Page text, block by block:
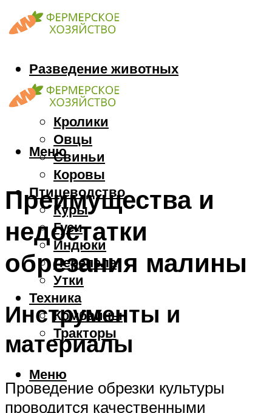
Разведение животных
Козы
Кони
Кролики
Овцы
Свиньи
Коровы
Птицеводство
Куры
Гуси
Индюки
Перепела
Утки
Техника
Комбайны
Тракторы
Меню
Меню
Преимущества и
недостатки
обрезания малины
Инструменты и
материалы
Проведение обрезки культуры
проводится качественными